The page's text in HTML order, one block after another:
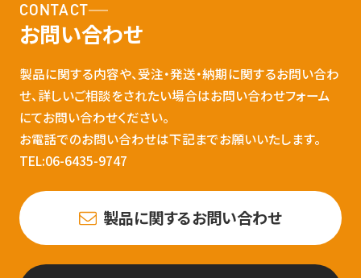
CONTACT
お問い合わせ
製品に関する内容や、受注・発送・納期に関するお問い合わ
せ、詳しいご相談をされたい場合はお問い合わせフォーム
にてお問い合わせください。
お電話でのお問い合わせは下記までお願いいたします。
TEL:06-6435-9747
製品に関するお問い合わせ